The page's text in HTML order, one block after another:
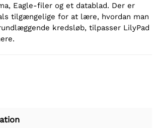
Eagle-filer og et datablad. Der er
tilgængelige for at lære, hvordan man
kredsløb, tilpasser LilyPad